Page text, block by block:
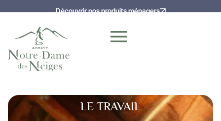
Découvrir nos produits ménagers
LE TRAVAIL